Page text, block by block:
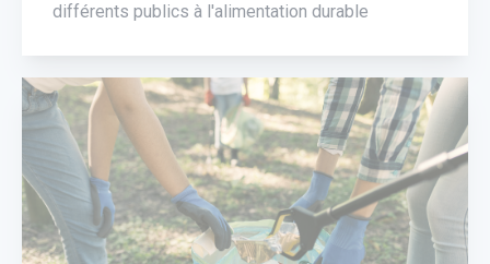
différents publics à l'alimentation durable